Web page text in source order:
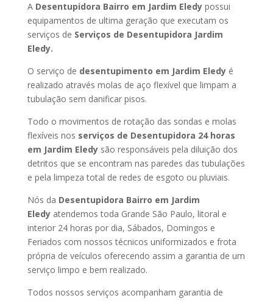
A Desentupidora Bairro em Jardim Eledy possui
equipamentos de ultima geração que executam os
serviços de Serviços de Desentupidora Jardim
Eledy.
O serviço de desentupimento em Jardim Eledy é
realizado através molas de aço flexível que limpam a
tubulação sem danificar pisos.
Todo o movimentos de rotação das sondas e molas
flexíveis nos serviços de Desentupidora 24 horas
em Jardim Eledy são responsáveis pela diluição dos
detritos que se encontram nas paredes das tubulações
e pela limpeza total de redes de esgoto ou pluviais.
Nós da Desentupidora Bairro em Jardim
Eledyatendemos toda Grande São Paulo, litoral e
interior 24 horas por dia, Sábados, Domingos e
Feriados com nossos técnicos uniformizados e frota
própria de veículos oferecendo assim a garantia de um
serviço limpo e bem realizado.
Todos nossos serviços acompanham garantia de